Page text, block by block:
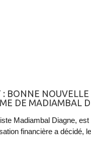
: BONNE NOUVELLE
DE MADIAMBAL
Madiambal Diagne,
financière a décidé,